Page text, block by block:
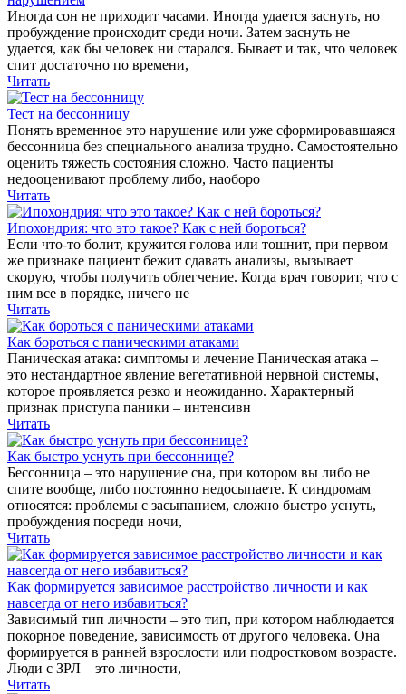
Иногда сон не приходит часами. Иногда удается заснуть, но
пробуждение происходит среди ночи. Затем заснуть не
удается, как бы человек ни старался. Бывает и так, что человек
спит достаточно по времени,
Читать
Тест на бессонницу
Понять временное это нарушение или уже сформировавшаяся
бессонница без специального анализа трудно. Самостоятельно
оценить тяжесть состояния сложно. Часто пациенты
недооценивают проблему либо, наоборо
Читать
Ипохондрия: что это такое? Как с ней бороться?
Если что-то болит, кружится голова или тошнит, при первом
же признаке пациент бежит сдавать анализы, вызывает
скорую, чтобы получить облегчение. Когда врач говорит, что с
ним все в порядке, ничего не
Читать
Как бороться с паническими атаками
Паническая атака: симптомы и лечение Паническая атака –
это нестандартное явление вегетативной нервной системы,
которое проявляется резко и неожиданно. Характерный
признак приступа паники – интенсивн
Читать
Как быстро уснуть при бессоннице?
Бессонница – это нарушение сна, при котором вы либо не
спите вообще, либо постоянно недосыпаете. К синдромам
относятся: проблемы с засыпанием, сложно быстро уснуть,
пробуждения посреди ночи,
Читать
Как формируется зависимое расстройство личности и как
навсегда от него избавиться?
Зависимый тип личности – это тип, при котором наблюдается
покорное поведение, зависимость от другого человека. Она
формируется в ранней взрослости или подростковом возрасте.
Люди с ЗРЛ – это личности,
Читать